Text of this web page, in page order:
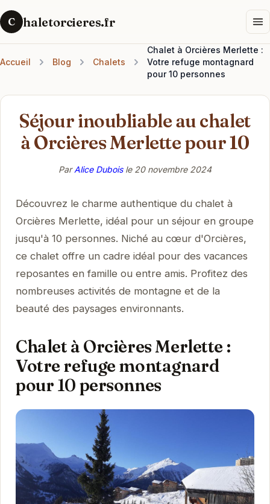
C haletorcieres.fr
Accueil Blog Chalets
Chalet à Orcières Merlette :
Votre refuge montagnard
pour 10 personnes
Séjour inoubliable au chalet
à Orcières Merlette pour 10
ParAlice Duboisle 20 novembre 2024
Découvrez le charme authentique du chalet à
Orcières Merlette, idéal pour un séjour en groupe
jusqu'à 10 personnes. Niché au cœur d'Orcières,
ce chalet offre un cadre idéal pour des vacances
reposantes en famille ou entre amis. Profitez des
nombreuses activités de montagne et de la
beauté des paysages environnants.
Chalet à Orcières Merlette :
Votre refuge montagnard
pour 10 personnes